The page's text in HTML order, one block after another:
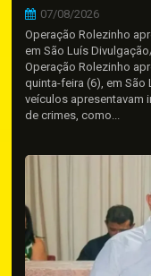
07/08/2026
Operação Rolezinho
em São Luís
Operação Rolezinho
quinta-feira (6), em
veículos apresentavam
de crimes, como...